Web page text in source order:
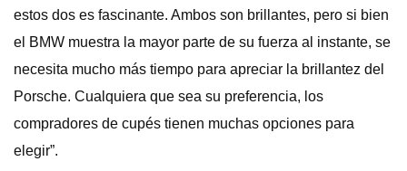
estos dos es fascinante. Ambos son brillantes, pero si bien
el BMW muestra la mayor parte de su fuerza al instante, se
necesita mucho más tiempo para apreciar la brillantez del
Porsche. Cualquiera que sea su preferencia, los
compradores de cupés tienen muchas opciones para
elegir”.